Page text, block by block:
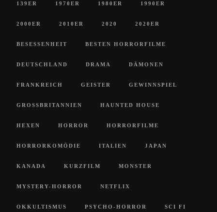
139ER 1970ER 1980ER 1990ER
2000ER 2010ER 2020 2020ER
BESESSENHEIT BESTEN HORRORFILME
DEUTSCHLAND DRAMA DÄMONEN
FRANKREICH GEISTER GEWINNSPIEL
GROSSBRITANNIEN HAUNTED HOUSE
HEXEN HORROR HORRORFILME
HORRORKOMÖDIE ITALIEN JAPAN
KANADA KURZFILM MONSTER
MYSTERY-HORROR NETFLIX
OKKULTISMUS PSYCHO-HORROR SCI FI